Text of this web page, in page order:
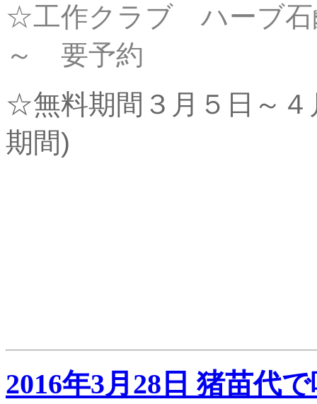
☆工作クラブ ハーブ
～
要予約
☆無料期間３月５日～
期間)
2016年3月28日 猪苗代